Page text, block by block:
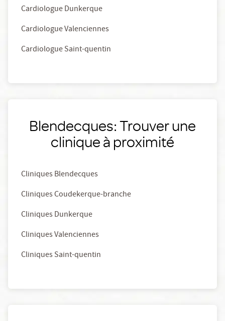
Cardiologue Dunkerque
Cardiologue Valenciennes
Cardiologue Saint-quentin
Blendecques: Trouver une
clinique à proximité
Cliniques Blendecques
Cliniques Coudekerque-branche
Cliniques Dunkerque
Cliniques Valenciennes
Cliniques Saint-quentin